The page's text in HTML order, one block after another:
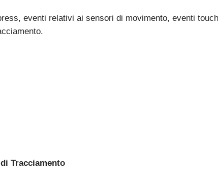
eventi relativi ai sensori di movimento, eventi
Tracciamento